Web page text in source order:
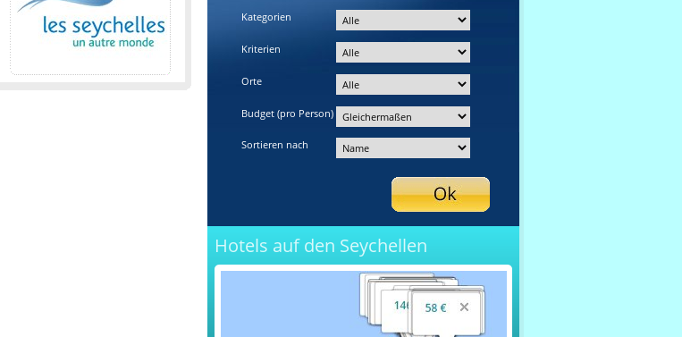
Kategorien
Kriterien
Orte
Budget (pro Person)
Sortieren nach
Hotels auf den Seychellen